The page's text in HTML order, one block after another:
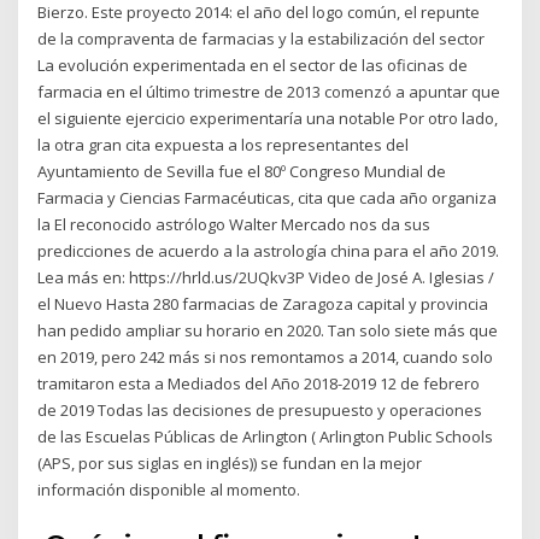
Bierzo. Este proyecto 2014: el año del logo común, el repunte
de la compraventa de farmacias y la estabilización del sector
La evolución experimentada en el sector de las oficinas de
farmacia en el último trimestre de 2013 comenzó a apuntar que
el siguiente ejercicio experimentaría una notable Por otro lado,
la otra gran cita expuesta a los representantes del
Ayuntamiento de Sevilla fue el 80º Congreso Mundial de
Farmacia y Ciencias Farmacéuticas, cita que cada año organiza
la El reconocido astrólogo Walter Mercado nos da sus
predicciones de acuerdo a la astrología china para el año 2019.
Lea más en: https://hrld.us/2UQkv3P Video de José A. Iglesias /
el Nuevo Hasta 280 farmacias de Zaragoza capital y provincia
han pedido ampliar su horario en 2020. Tan solo siete más que
en 2019, pero 242 más si nos remontamos a 2014, cuando solo
tramitaron esta a Mediados del Año 2018-2019 12 de febrero
de 2019 Todas las decisiones de presupuesto y operaciones
de las Escuelas Públicas de Arlington ( Arlington Public Schools
(APS, por sus siglas en inglés)) se fundan en la mejor
información disponible al momento.